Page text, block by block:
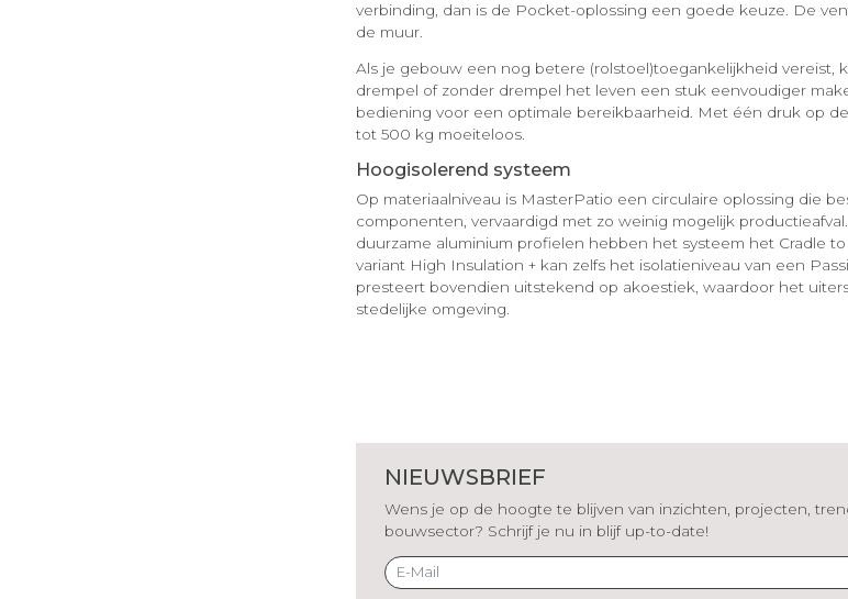
verbinding, dan is de Pocket-oplossing een goede keuze. De
de muur.
Als je gebouw een nog betere (rolstoel)toegankelijkheid vereist,
drempel of zonder drempel het leven een stuk eenvoudiger
bediening voor een optimale bereikbaarheid. Met één druk op
tot 500 kg moeiteloos.
Hoogisolerend systeem
Op materiaalniveau is MasterPatio een circulaire oplossing die
componenten, vervaardigd met zo weinig mogelijk
duurzame aluminium profielen hebben het systeem het Cradle
variant High Insulation + kan zelfs het isolatieniveau van een
presteert bovendien uitstekend op akoestiek, waardoor het
stedelijke omgeving.
NIEUWSBRIEF
Wens je op de hoogte te blijven van inzichten, projecten,
bouwsector? Schrijf je nu in blijf up-to-date!